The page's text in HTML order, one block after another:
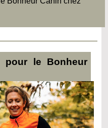
pour le Bonheur